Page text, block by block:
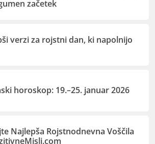
začetek
verzi za rojstni dan, ki napolnijo
horoskop: 19.–25. januar 2026
Najlepša Rojstnodnevna Voščila